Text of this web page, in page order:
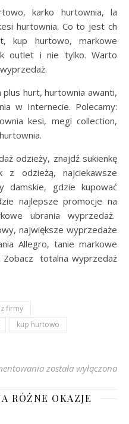
karko hurtownia, la
hurtownia. Co to jest ch
kup hurtowo, markowe
outlet i nie tylko. Warto
hurt, hurtownia awanti,
w Internecie. Polecamy:
kesi, megi collection,
odzieży, znajdź sukienkę
odzieżą, najciekawsze
damskie, gdzie kupować
najlepsze promocje na
ubrania wyprzedaż.
największe wyprzedaże
Allegro, tanie markowe
Zobacz totalna wyprzedaż
firmy
kup hurtowo
Czarne legginsy na
została wyłączona
RÓŻNE OKAZJE